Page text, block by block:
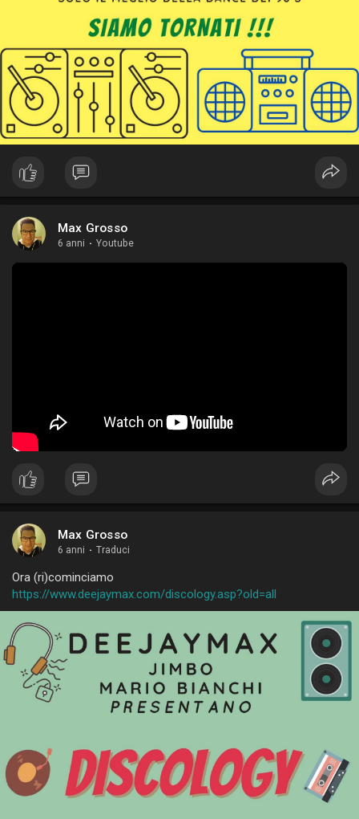
Max Grosso
6 anni · Youtube
Max Grosso
6 anni · Traduci
Ora (ri)cominciamo
https://www.deejaymax.com/discology.asp?old=all